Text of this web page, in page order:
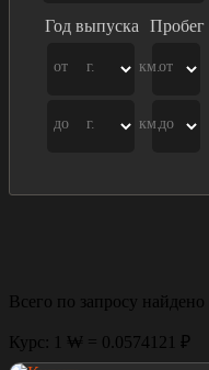
Год выпуска
от г.
до г.
Пробег
от
км.
до
км.
Всего по запросу найдено
Курс: 1 ₩ = 0.0574121 ₽